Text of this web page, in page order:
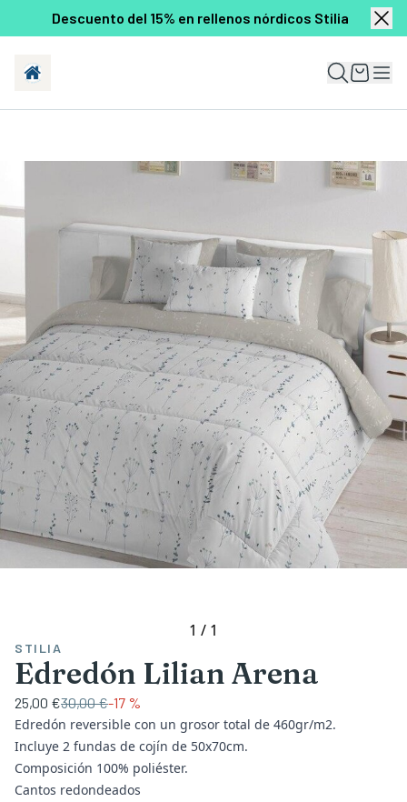
Descuento del 15% en rellenos nórdicos Stilia
1 / 1
STILIA
Edredón Lilian Arena
25,00 €30,00 €-17 %
Edredón reversible con un grosor total de 460gr/m2.
Incluye 2 fundas de cojín de 50x70cm.
Composición 100% poliéster.
Cantos redondeados